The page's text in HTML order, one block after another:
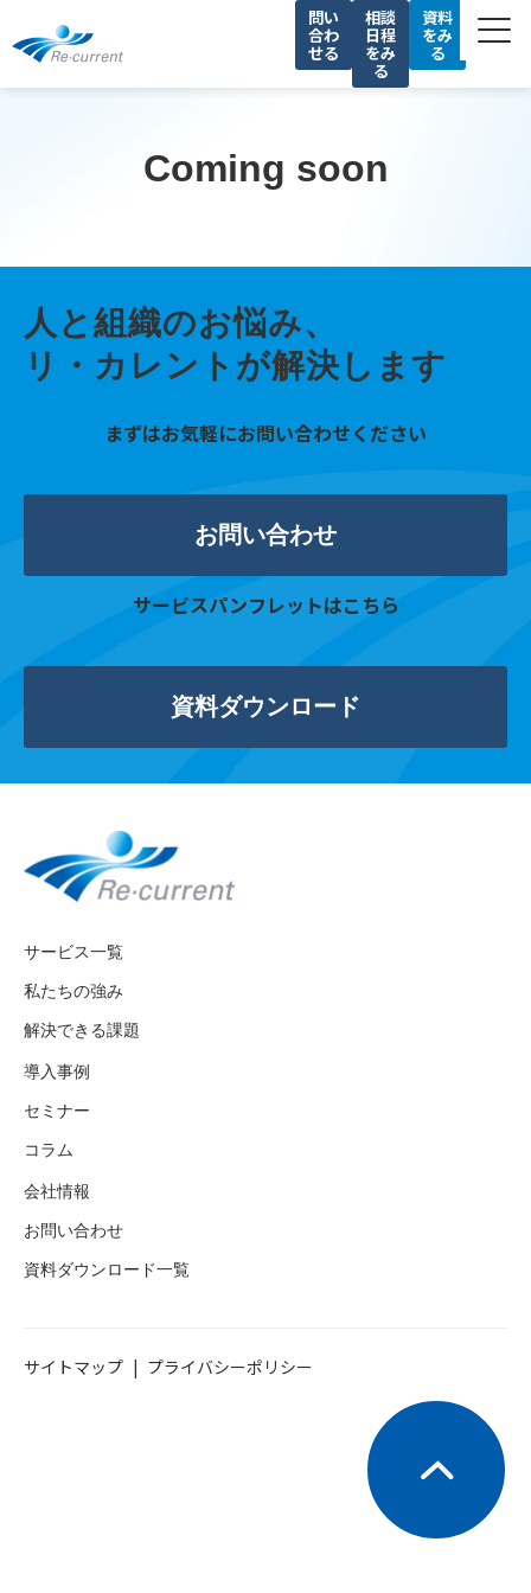
問い
合わ
せる
相談
日程
をみ
る
資料
をみ
る
私たちの強み
導入事例
会社情報
採用情報
Coming soon
人と組織のお悩み、
リ・カレントが解決します
まずはお気軽にお問い合わせください
お問い合わせ
サービスパンフレットはこちら
資料ダウンロード
サービス一覧
私たちの強み
解決できる課題
導入事例
セミナー
コラム
会社情報
お問い合わせ
資料ダウンロード一覧
サイトマップ プライバシーポリシー